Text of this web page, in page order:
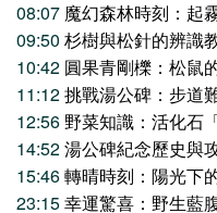
08:07 魔幻森林時刻：起
09:50 杉樹與松針的辨識
10:42 圓果青剛櫟：松鼠
11:12挑戰湯公碑：步道
12:56野菜知識：活化石
14:52湯公碑紀念歷史與
15:46轉晴時刻：陽光下
23:15幸運驚喜：野生藍